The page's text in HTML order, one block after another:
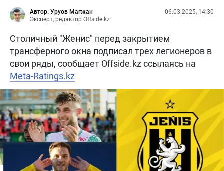
Автор: Уруов Магжан
Эксперт, редактор Offside.kz
06.03.2025, 14:30
Столичный "Женис" перед закрытием
трансферного окна подписал трех легионеров в
свои ряды, сообщает Offside.kz ссылаясь на
Meta-Ratings.kz